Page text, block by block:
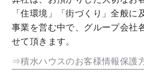
「住環境」「街づくり」全般
事業を営む中で、グループ会社
せて頂きます。
⇒積水ハウスのお客様情報保護